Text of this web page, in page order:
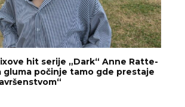
hit serije „Dark“ Anne Ratte-
gluma počinje tamo gde prestaje